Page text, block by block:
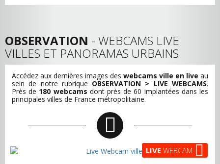
OBSERVATION - WEBCAMS LIVE
VILLES ET PANORAMAS URBAINS
Accédez aux dernières images des webcams ville en live au
sein de notre rubrique OBSERVATION > LIVE WEBCAMS.
Près de 180 webcams dont près de 60 implantées dans les
principales villes de France métropolitaine.
LIVE WEBCAM